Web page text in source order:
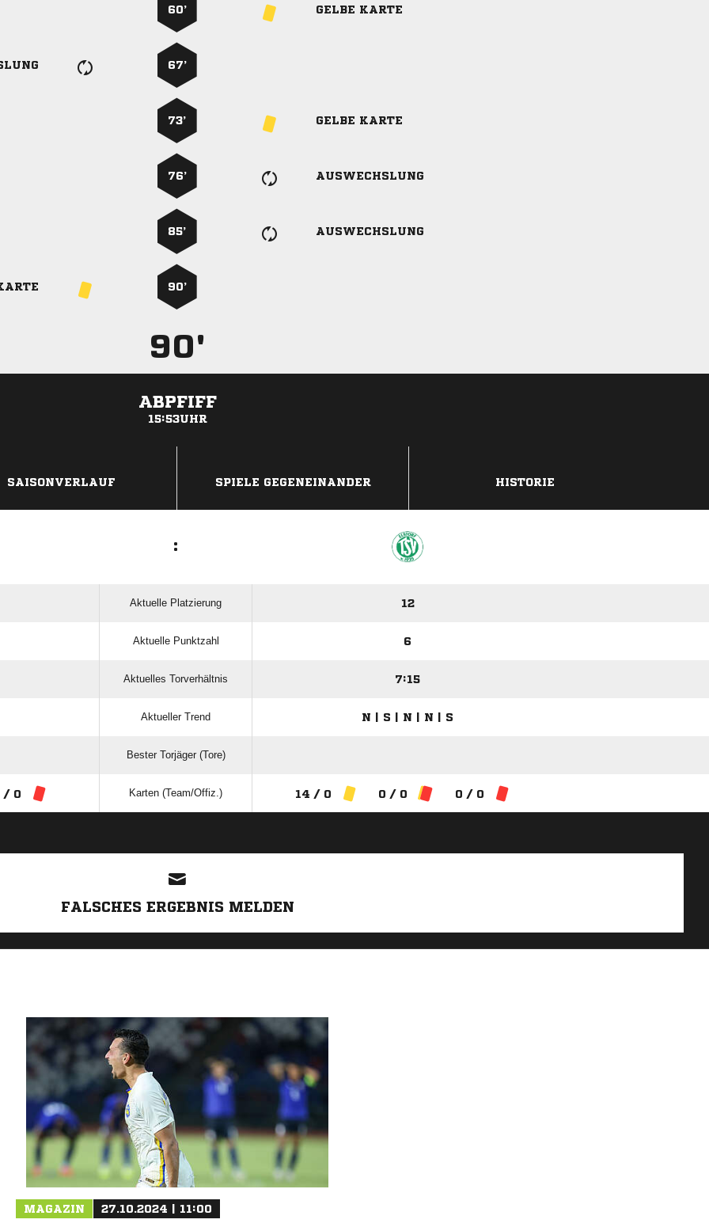
60’ GELBE KARTE
67’
73’ GELBE KARTE
76’ AUSWECHSLUNG
85’ AUSWECHSLUNG
90’
90'
ABPFIFF
15:53UHR
SAISONVERLAUF SPIELE GEGENEINANDER HISTORIE
:
Aktuelle Platzierung 12
Aktuelle Punktzahl 6
Aktuelles Torverhältnis 7:15
Aktueller Trend N | S | N | N | S
Bester Torjäger (Tore)
/ 0 Karten (Team/Offiz.) 14 / 0 0 / 0 0 / 0
FALSCHES ERGEBNIS MELDEN
MAGAZIN 27.10.2024 | 11:00